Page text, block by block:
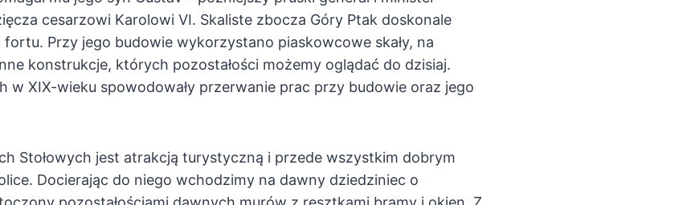
cesarzowi Karolowi VI. Skaliste zbocza Góry Ptak doskonale
fortu. Przy jego budowie wykorzystano piaskowcowe skały, na
konstrukcje, których pozostałości możemy oglądać do dzisiaj.
w XIX-wieku spowodowały przerwanie prac przy budowie oraz jego
Stołowych jest atrakcją turystyczną i przede wszystkim dobrym
Docierając do niego wchodzimy na dawny dziedziniec o